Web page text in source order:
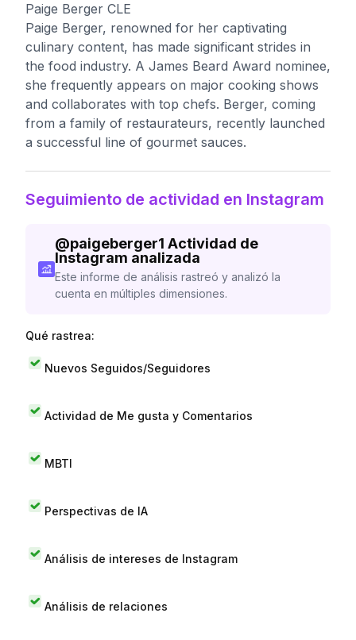
Paige Berger CLE
Paige Berger, renowned for her captivating
culinary content, has made significant strides in
the food industry. A James Beard Award nominee,
she frequently appears on major cooking shows
and collaborates with top chefs. Berger, coming
from a family of restaurateurs, recently launched
a successful line of gourmet sauces.
Seguimiento de actividad en Instagram
@paigeberger1 Actividad de
Instagram analizada
Este informe de análisis rastreó y analizó la
cuenta en múltiples dimensiones.
Qué rastrea:
Nuevos Seguidos/Seguidores
Actividad de Me gusta y Comentarios
MBTI
Perspectivas de IA
Análisis de intereses de Instagram
Análisis de relaciones